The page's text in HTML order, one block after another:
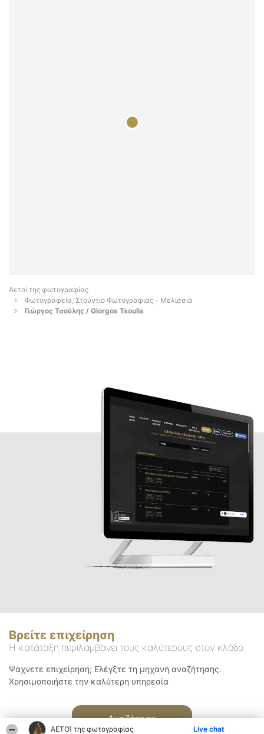
ΑΕΤΟΊ της φωτογραφίας Live chat
Αετοί της φωτογραφίας
Φωτογραφεία, Στούντιο Φωτογραφίας - Μελίσσια
Γιώργος Τσούλης / Giorgos Tsoulis
Βρείτε επιχείρηση
Η κατάταξη περιλαμβάνει τους καλύτερους στον κλάδο
Ψάχνετε επιχείρηση; Ελέγξτε τη μηχανή αναζήτησης.
Χρησιμοποιήστε την καλύτερη υπηρεσία
Αναζήτηση